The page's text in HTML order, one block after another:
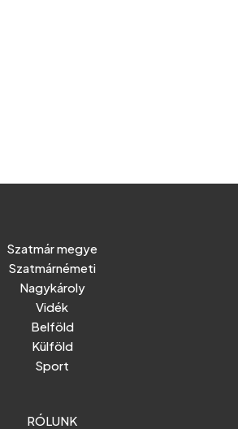
Szatmár megye
Szatmárnémeti
Nagykároly
Vidék
Belföld
Külföld
Sport
RÓLUNK